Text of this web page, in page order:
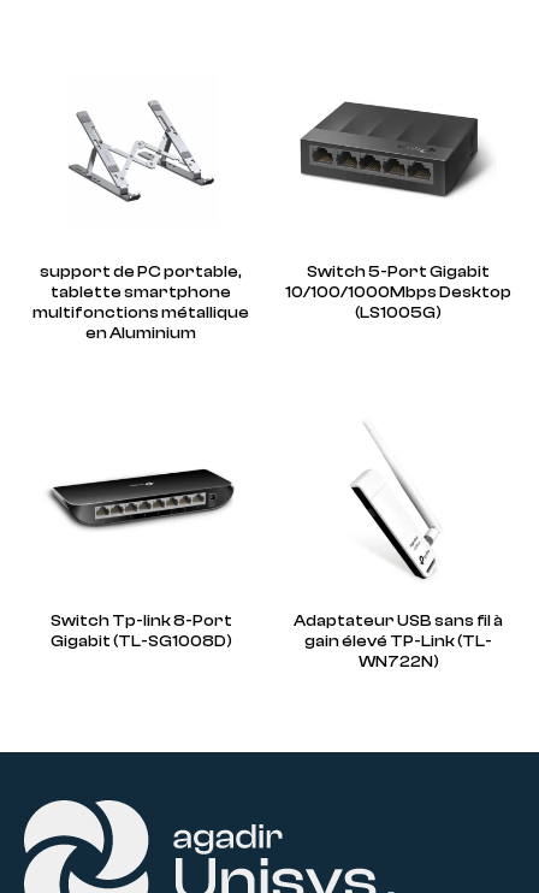
support de PC portable,
tablette smartphone
multifonctions métallique
en Aluminium
Switch 5-Port Gigabit
10/100/1000Mbps Desktop
(LS1005G)
Switch Tp-link 8-Port
Gigabit (TL-SG1008D)
Adaptateur USB sans fil à
gain élevé TP-Link (TL-
WN722N)